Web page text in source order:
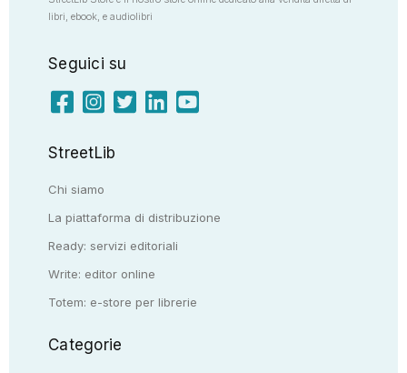
libri, ebook, e audiolibri
Seguici su
StreetLib
Chi siamo
La piattaforma di distribuzione
Ready: servizi editoriali
Write: editor online
Totem: e-store per librerie
Categorie